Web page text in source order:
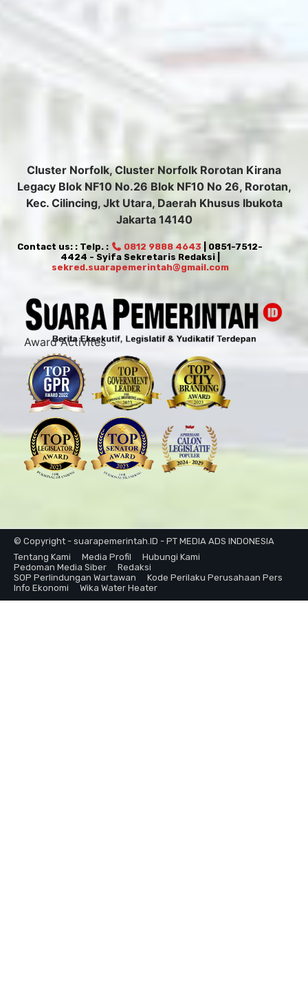
Cluster Norfolk, Cluster Norfolk Rorotan Kirana
Legacy Blok NF10 No.26 Blok NF10 No 26, Rorotan,
Kec. Cilincing, Jkt Utara, Daerah Khusus Ibukota
Jakarta 14140
Contact us: : Telp. : 0812 9888 4643 | 0851-7512-
4424 - Syifa Sekretaris Redaksi |
sekred.suarapemerintah@gmail.com
Award Activites
© Copyright - suarapemerintah.ID - PT MEDIA ADS INDONESIA
Tentang Kami
Media Profil
Hubungi Kami
Pedoman Media Siber
Redaksi
SOP Perlindungan Wartawan
Kode Perilaku Perusahaan Pers
Info Ekonomi
Wika Water Heater